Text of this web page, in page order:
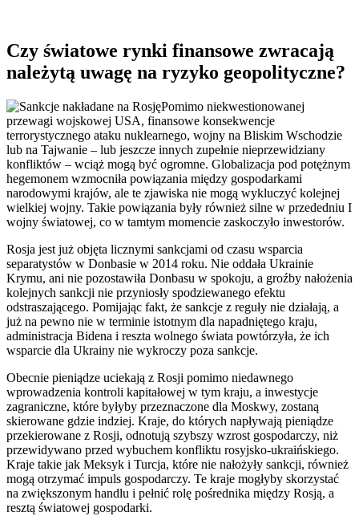
Czy światowe rynki finansowe zwracają
należytą uwagę na ryzyko geopolityczne?
Pomimo niekwestionowanej
przewagi wojskowej USA, finansowe konsekwencje
terrorystycznego ataku nuklearnego, wojny na Bliskim Wschodzie
lub na Tajwanie – lub jeszcze innych zupełnie nieprzewidziany
konfliktów – wciąż mogą być ogromne. Globalizacja pod potężnym
hegemonem wzmocniła powiązania między gospodarkami
narodowymi krajów, ale te zjawiska nie mogą wykluczyć kolejnej
wielkiej wojny. Takie powiązania były również silne w przededniu I
wojny światowej, co w tamtym momencie zaskoczyło inwestorów.
Rosja jest już objęta licznymi sankcjami od czasu wsparcia
separatystów w Donbasie w 2014 roku. Nie oddała Ukrainie
Krymu, ani nie pozostawiła Donbasu w spokoju, a groźby nałożenia
kolejnych sankcji nie przyniosły spodziewanego efektu
odstraszającego. Pomijając fakt, że sankcje z reguły nie działają, a
już na pewno nie w terminie istotnym dla napadniętego kraju,
administracja Bidena i reszta wolnego świata powtórzyła, że ich
wsparcie dla Ukrainy nie wykroczy poza sankcje.
Obecnie pieniądze uciekają z Rosji pomimo niedawnego
wprowadzenia kontroli kapitałowej w tym kraju, a inwestycje
zagraniczne, które byłyby przeznaczone dla Moskwy, zostaną
skierowane gdzie indziej. Kraje, do których napływają pieniądze
przekierowane z Rosji, odnotują szybszy wzrost gospodarczy, niż
przewidywano przed wybuchem konfliktu rosyjsko-ukraińskiego.
Kraje takie jak Meksyk i Turcja, które nie nałożyły sankcji, również
mogą otrzymać impuls gospodarczy. Te kraje mogłyby skorzystać
na zwiększonym handlu i pełnić rolę pośrednika między Rosją, a
resztą światowej gospodarki.